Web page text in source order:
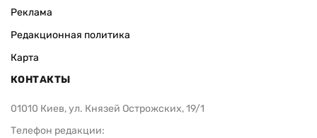
Реклама
Редакционная политика
Карта
КОНТАКТЫ
01010 Киев, ул. Князей Острожских, 19/1
Телефон редакции: